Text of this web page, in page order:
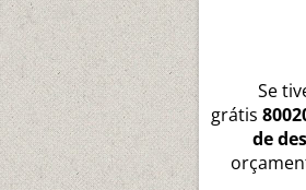
Se
grátis
de